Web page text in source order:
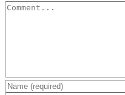
Comment